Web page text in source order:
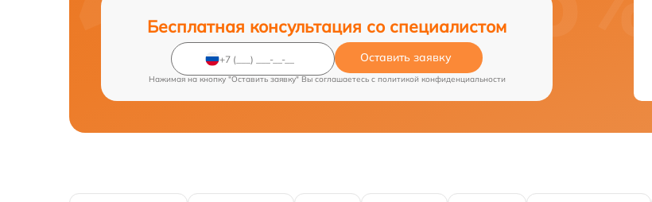
Бесплатная консультация со специалистом
Оставить заявку
Нажимая на кнопку "Оставить заявку" Вы соглашаетесь c политикой конфиденциальности